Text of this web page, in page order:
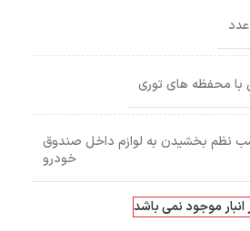
محفظه های توری
نظم بخشیدن به لوازم داخل صندوق
خودرو
انبار موجود نمی باشد